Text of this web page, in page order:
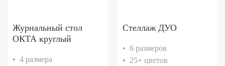
Журнальный стол
ОКТА круглый
• 4 размера
Стеллаж ДУО
• 6 размеров
• 25+ цветов